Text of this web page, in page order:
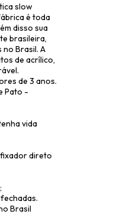
slow
é toda
disso sua
brasileira,
Brasil. A
de acrílico,
de 3 anos.
Pato -
vida
direto
Brasil